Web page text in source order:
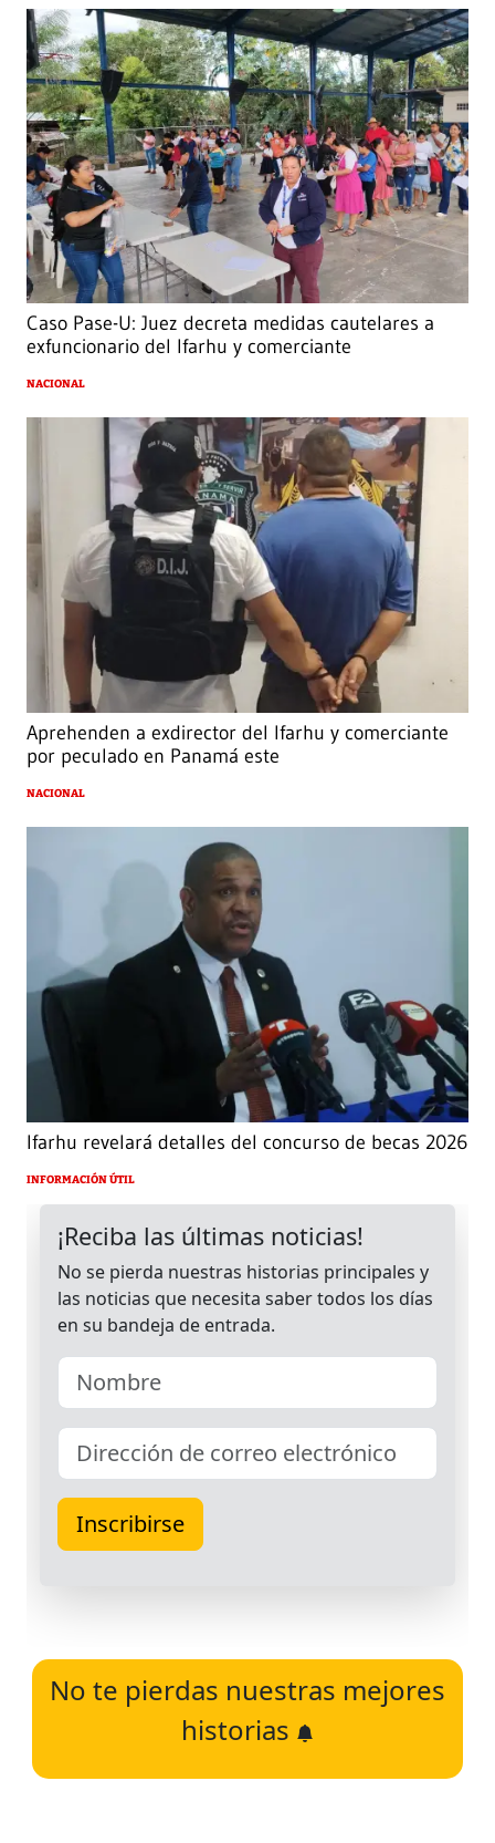
Caso Pase-U: Juez decreta medidas cautelares a
exfuncionario del Ifarhu y comerciante
NACIONAL
Aprehenden a exdirector del Ifarhu y comerciante
por peculado en Panamá este
NACIONAL
Ifarhu revelará detalles del concurso de becas 2026
INFORMACIÓN ÚTIL
No te pierdas nuestras mejores
historias